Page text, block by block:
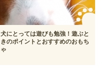
犬にとっては遊びも勉強！遊ぶと
きのポイントとおすすめのおもち
ゃ